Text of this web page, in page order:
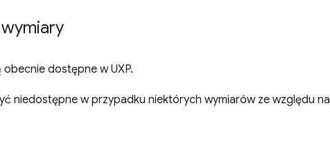
obecnie dostępne w UXP.
niedostępne w przypadku niektórych wymiarów ze względu na